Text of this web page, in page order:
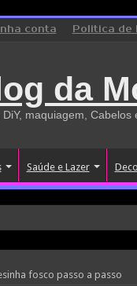
conta Politica de
da
maquiagem, Cabelos
Saúde e Lazer
fosco passo a passo